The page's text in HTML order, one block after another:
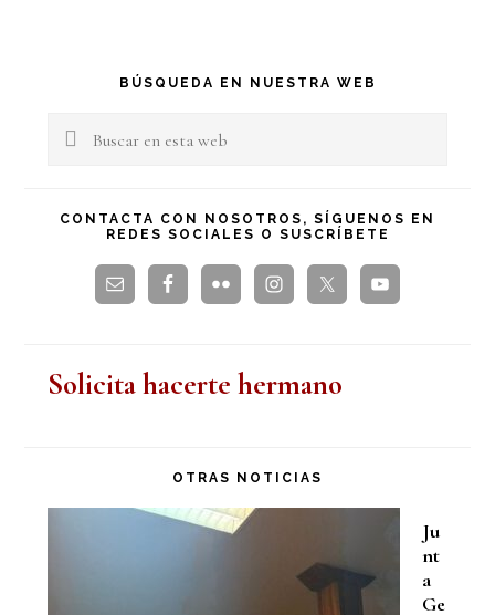
Barra
lateral
BÚSQUEDA EN NUESTRA WEB
Buscar
esta
CONTACTA CON NOSOTROS, SÍGUENOS EN
REDES SOCIALES O SUSCRÍBETE
Solicita hacerte hermano
OTRAS NOTICIAS
Ju
nt
a
Ge